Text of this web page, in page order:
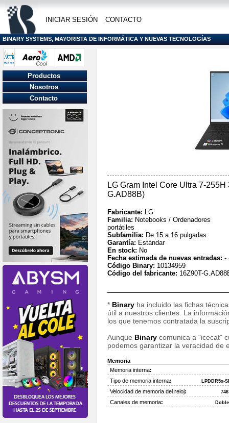
INICIAR SESIÓN CONTACTO
BINARY SYSTEMS, MAYORISTA DE INFORMÁTICA Y NUEVAS TECNOLOGÍAS
LG Gram Intel Core Ultra 7-
G.AD88B)
Fabricante: LG
Familia: Notebooks / Ordenadores
portátiles
Subfamilia: De 15 a 16 pulgadas
Garantía: Estándar
En stock: No
Fecha estimada de nuevas entradas: -
Código Binary: 10134959
Código del fabricante: 16Z90T-
* Binary ha incluido las fichas
útil a nuestros clientes. La
los que tenemos contratada la
Aunque Binary comunica a "icecat"
podemos garantizar la veracidad de
Memoria
Memoria interna:
Tipo de memoria interna: LPDDR5x-
Velocidad de memoria del reloj:
Canales de memoria:
Productos
Nosotros
Contacto